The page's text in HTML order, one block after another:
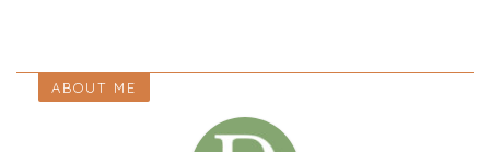
ABOUT ME